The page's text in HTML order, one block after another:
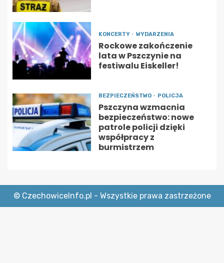
KONCERTY WYDARZENIA
Rockowe zakończenie
lata w Pszczynie na
festiwalu Eiskeller!
BEZPIECZEŃSTWO POLICJA
Pszczyna wzmacnia
bezpieczeństwo: nowe
patrole policji dzięki
współpracy z
burmistrzem
© CzechowiceInfo.pl - Wszystkie prawa zastrzeżone